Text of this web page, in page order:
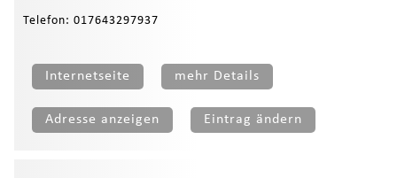
Telefon: 017643297937
Internetseite mehr Details
Adresse anzeigen Eintrag ändern